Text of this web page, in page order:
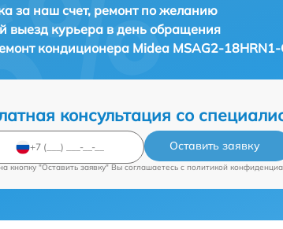
за наш счет, ремонт по желанию
выезд курьера в день обращения
кондиционера Midea MSAG2-18HRN1-
консультация со
Оставить заявку
кнопку "Оставить заявку" Вы соглашаетесь c политикой